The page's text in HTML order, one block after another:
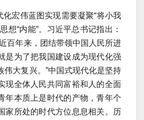
化宏伟蓝图实现需要凝聚“将小我
想“内能”。习近平总书记指出：
百年来，团结带领中国人民所进
是为了把我国建设成为现代化强
伟大复兴。”中国式现代化是坚持
现全体人民共同富裕和人的全面
年本质上是时代的产物，青年个
家所处的时代方位息息相关。历